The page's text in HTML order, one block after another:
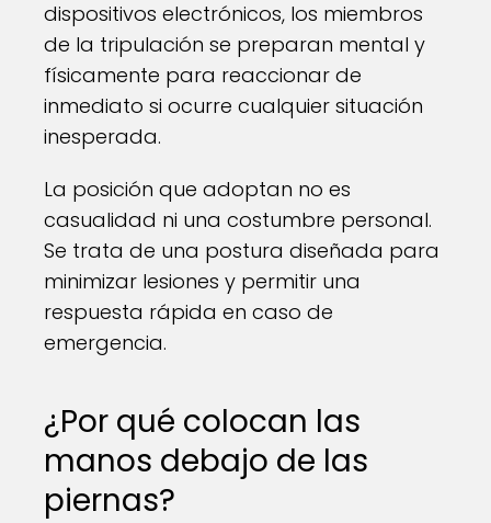
dispositivos electrónicos, los miembros
de la tripulación se preparan mental y
físicamente para reaccionar de
inmediato si ocurre cualquier situación
inesperada.
La posición que adoptan no es
casualidad ni una costumbre personal.
Se trata de una postura diseñada para
minimizar lesiones y permitir una
respuesta rápida en caso de
emergencia.
¿Por qué colocan las
manos debajo de las
piernas?